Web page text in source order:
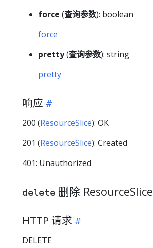
force (查询参数): boolean
force
pretty(查询参数): string
pretty
响应
200 (ResourceSlice): OK
201 (ResourceSlice): Created
401: Unauthorized
delete 删除 ResourceSlice
HTTP 请求
DELETE